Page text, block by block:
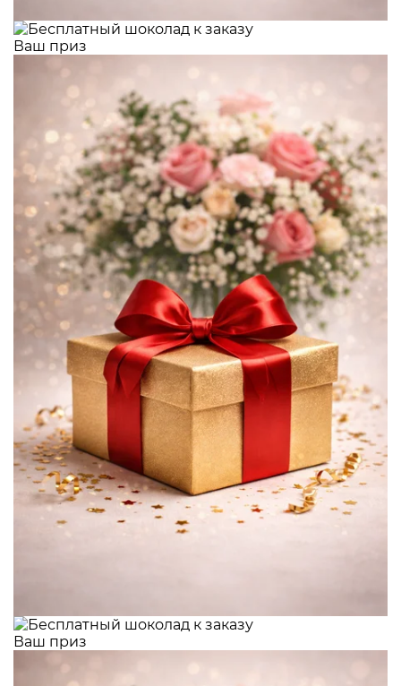
Ваш приз
Ваш приз